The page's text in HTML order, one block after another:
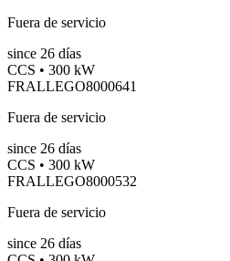
Fuera de servicio
since 26 días
CCS • 300 kW
FRALLEGO8000641
Fuera de servicio
since 26 días
CCS • 300 kW
FRALLEGO8000532
Fuera de servicio
since 26 días